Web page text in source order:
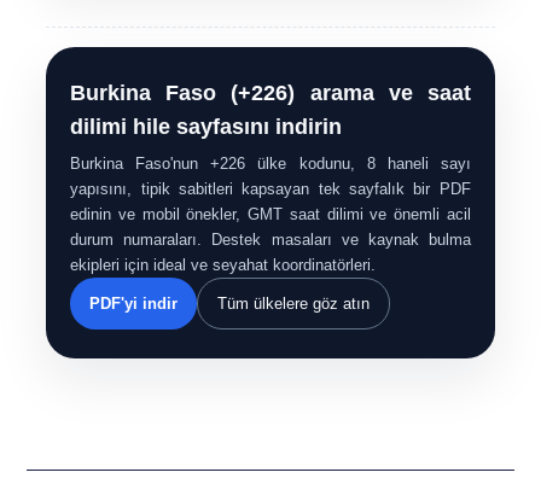
Burkina Faso (+226) arama ve saat
dilimi hile sayfasını indirin
Burkina Faso'nun +226 ülke kodunu, 8 haneli sayı
yapısını, tipik sabitleri kapsayan tek sayfalık bir PDF
edinin ve mobil önekler, GMT saat dilimi ve önemli acil
durum numaraları. Destek masaları ve kaynak bulma
ekipleri için ideal ve seyahat koordinatörleri.
PDF'yi indir Tüm ülkelere göz atın